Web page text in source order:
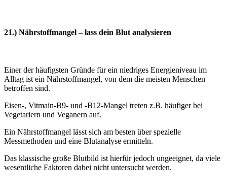
21.) Nährstoffmangel – lass dein Blut analysieren
Einer der häufigsten Gründe für ein niedriges Energieniveau im
Alltag ist ein Nährstoffmangel, von dem die meisten Menschen
betroffen sind.
Eisen-, Vitmain-B9- und -B12-Mangel treten z.B. häufiger bei
Vegetariern und Veganern auf.
Ein Nährstoffmangel lässt sich am besten über spezielle
Messmethoden und eine Blutanalyse ermitteln.
Das klassische große Blutbild ist hierfür jedoch ungeeignet, da viele
wesentliche Faktoren dabei nicht untersucht werden.